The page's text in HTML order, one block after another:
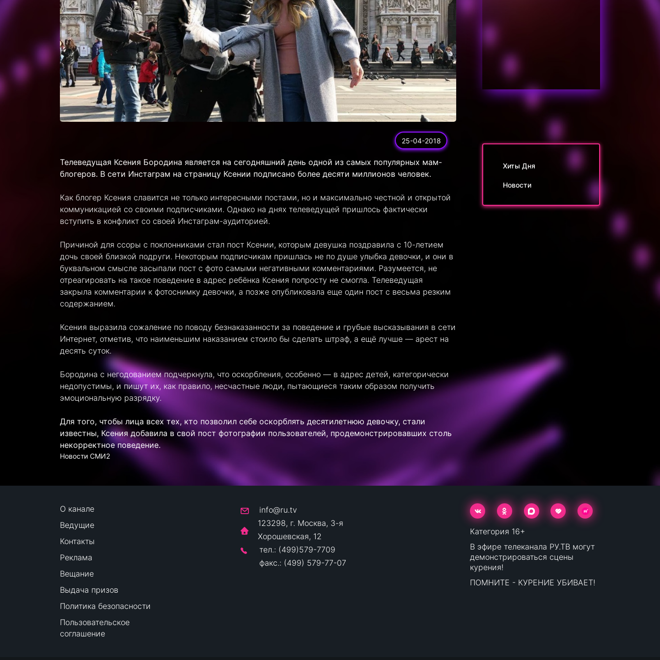
25-04-2018
Телеведущая Ксения Бородина является на сегодняшний день одной из самых популярных мам-
блогеров. В сети Инстаграм на страницу Ксении подписано более десяти миллионов человек.
Как блогер Ксения славится не только интересными постами, но и максимально честной и открытой
коммуникацией со своими подписчиками. Однако на днях телеведущей пришлось фактически
вступить в конфликт со своей Инстаграм-аудиторией.
Причиной для ссоры с поклонниками стал пост Ксении, которым девушка поздравила с 10-летием
дочь своей близкой подруги. Некоторым подписчикам пришлась не по душе улыбка девочки, и они в
буквальном смысле засыпали пост с фото самыми негативными комментариями. Разумеется, не
отреагировать на такое поведение в адрес ребёнка Ксения попросту не смогла. Телеведущая
закрыла комментарии к фотоснимку девочки, а позже опубликовала еще один пост с весьма резким
содержанием.
Ксения выразила сожаление по поводу безнаказанности за поведение и грубые высказывания в сети
Интернет, отметив, что наименьшим наказанием стоило бы сделать штраф, а ещё лучше — арест на
десять суток.
Бородина с негодованием подчеркнула, что оскорбления, особенно — в адрес детей, категорически
недопустимы, и пишут их, как правило, несчастные люди, пытающиеся таким образом получить
эмоциональную разрядку.
Для того, чтобы лица всех тех, кто позволил себе оскорблять десятилетнюю девочку, стали
известны, Ксения добавила в свой пост фотографии пользователей, продемонстрировавших столь
некорректное поведение.
Новости СМИ2
Хиты Дня
Новости
О канале
Ведущие
Контакты
Реклама
Вещание
Выдача призов
Политика безопасности
Пользовательское
соглашение
info@ru.tv
123298, г. Москва, 3-я
Хорошевская, 12
тел.: (499)579-7709
факс.: (499) 579-77-07
Категория 16+
В эфире телеканала РУ.ТВ могут
демонстрироваться сцены
курения!
ПОМНИТЕ - КУРЕНИЕ УБИВАЕТ!